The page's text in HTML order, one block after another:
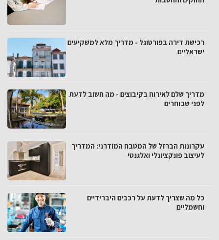
רכישת דירה בפורטוגל - מדריך מלא למשקיעים
ישראליים
מדריך שלם לאירוח בקיבוצים - מה חשוב לדעת
לפני שבוחרים
עקרונות הברזל של המטבח המודרני: המדריך
לעיצוב פונקציונלי ואלגנטי
כל מה שצריך לדעת על רכבים היברידיים
וחשמליים